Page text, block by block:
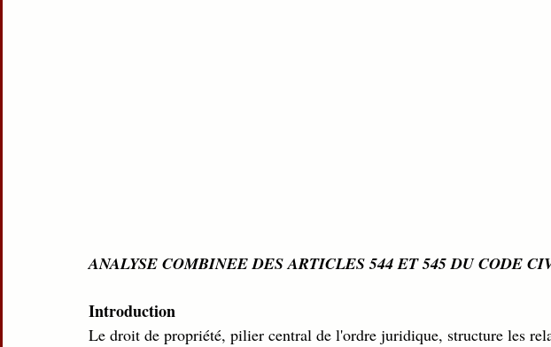
ANALYSE COMBINEE DES ARTICLES 544 ET 545 DU CODE
Introduction
Le droit de propriété, pilier central de l'ordre juridique, structure les